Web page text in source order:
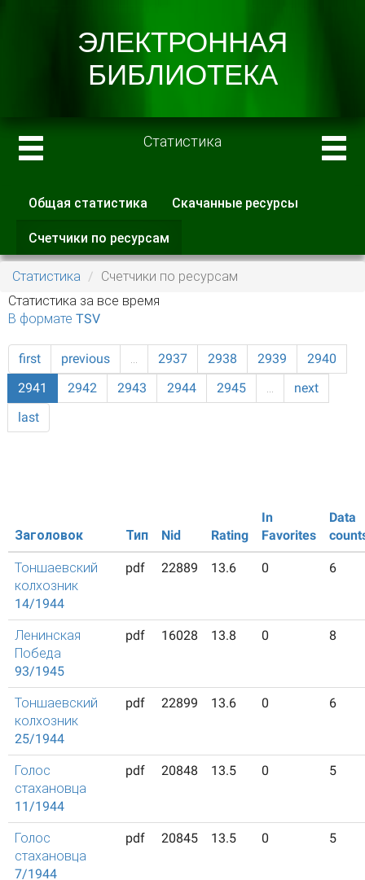
Статистика
Главные вкладки
Общая статистика Скачанные ресурсы
Счетчики по ресурсам
вкладка)
Статистика
Счетчики по ресурсам
Статистика за все время
В формате TSV
first previous … 2937 2938 2939
2940
2941
2942 2943 2944 2945 …
next
last
Заголовок Тип Nid Rating
In
Favorites
Data
Тоншаевский
колхозник
14/1944
pdf 22889 13.6 0 6
Ленинская
Победа
93/1945
pdf 16028 13.8 0 8
Тоншаевский
колхозник
25/1944
pdf 22899 13.6 0 6
Голос
стахановца
11/1944
pdf 20848 13.5 0 5
Голос
стахановца
7/1944
pdf 20845 13.5 0 5